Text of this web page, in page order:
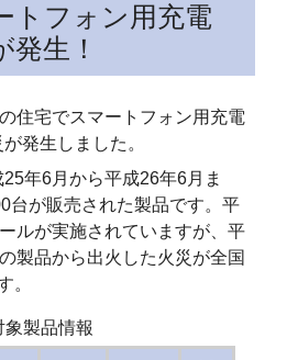
トフォン用充電
生！
住宅でスマートフォン用充電
発生しました。
年6月から平成26年6月ま
台が販売された製品です。平
ルが実施されていますが、平
製品から出火した火災が全国
。
象製品情報